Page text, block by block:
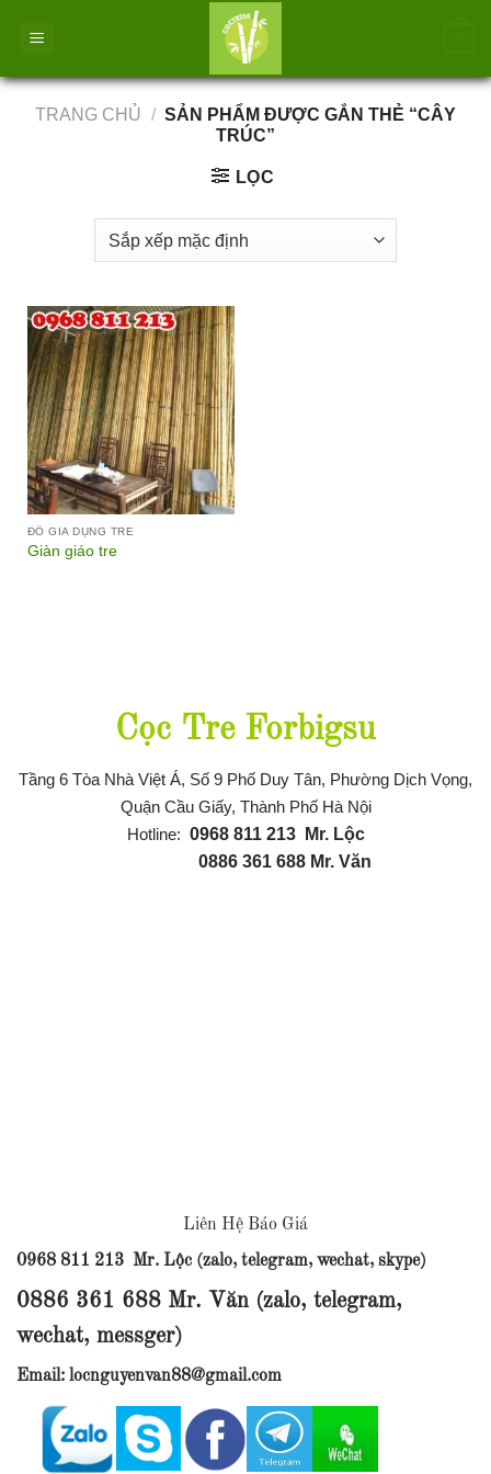
TRANG CHỦ / SẢN PHẨM ĐƯỢC GẮN THẺ “CÂY
TRÚC”
LỌC
ĐỒ GIA DỤNG TRE
Giàn giáo tre
Cọc Tre Forbigsu
Tầng 6 Tòa Nhà Việt Á, Số 9 Phố Duy Tân, Phường Dịch Vọng,
Quận Cầu Giấy, Thành Phố Hà Nội
Hotline: 0968 811 213Mr. Lộc
0886 361 688 Mr. Văn
Liên Hệ Báo Giá
0968 811 213 Mr. Lộc (zalo, telegram, wechat, skype)
0886 361 688 Mr. Văn (zalo, telegram,
wechat, messger)
Email: locnguyenvan88@gmail.com